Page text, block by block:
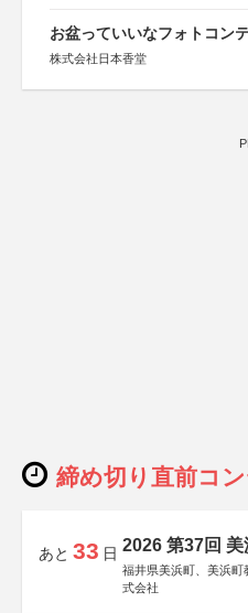
お盆っていいなフォトコン
株式会社日本香堂
締め切り直前コ
あと 33 日 2026 第37回 美
福井県美浜町、美浜町
式会社